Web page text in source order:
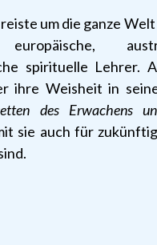
um die ganze
europäische,
spirituelle Lehrer.
ihre Weisheit in
des Erwachens
sie auch für